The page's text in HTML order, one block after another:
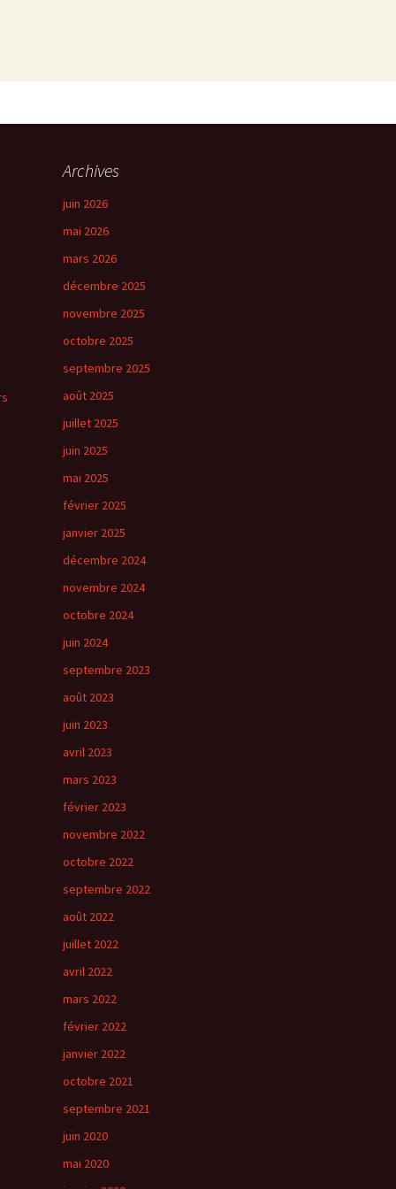
Archives
juin 2026
mai 2026
mars 2026
décembre 2025
novembre 2025
octobre 2025
septembre 2025
août 2025
juillet 2025
juin 2025
mai 2025
février 2025
janvier 2025
décembre 2024
novembre 2024
octobre 2024
juin 2024
septembre 2023
août 2023
juin 2023
avril 2023
mars 2023
février 2023
novembre 2022
octobre 2022
septembre 2022
août 2022
juillet 2022
avril 2022
mars 2022
février 2022
janvier 2022
octobre 2021
septembre 2021
juin 2020
mai 2020